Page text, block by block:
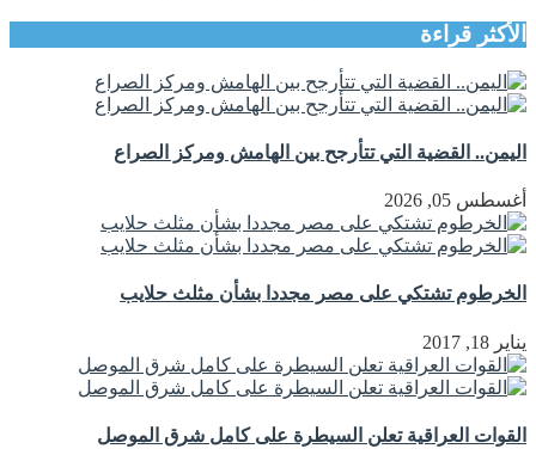
الأكثر قراءة
اليمن.. القضية التي تتأرجح بين الهامش ومركز الصراع
أغسطس 05, 2026
الخرطوم تشتكي على مصر مجددا بشأن مثلث حلايب
يناير 18, 2017
القوات العراقية تعلن السيطرة على كامل شرق الموصل